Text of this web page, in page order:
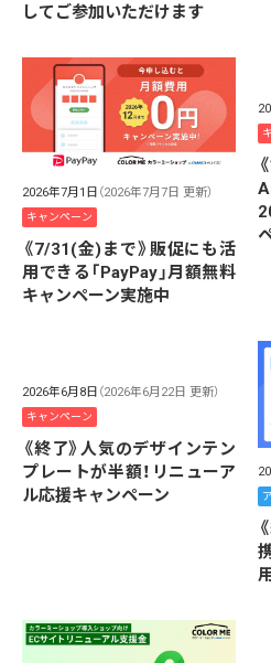
してご参加いただけます
2026年7月1日 （2026年7月7日 更新）
キャンペーン
《7/31(金)まで》販促にも活
用できる「PayPay」月額無料
キャンペーン実施中
2026年6月8日 （2026年6月22日 更新）
キャンペーン
《終了》人気のデザインテン
プレートが半額！リニューア
ル応援キャンペーン